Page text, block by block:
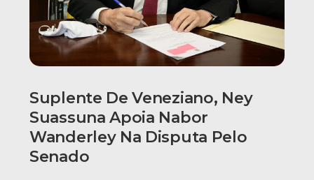
Suplente De Veneziano, Ney
Suassuna Apoia Nabor
Wanderley Na Disputa Pelo
Senado